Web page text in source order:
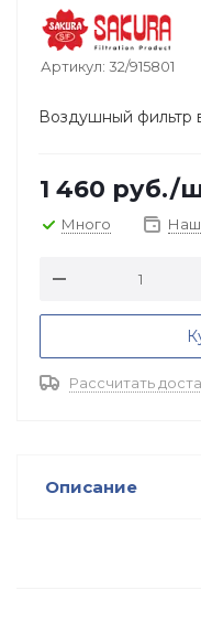
Артикул: 32/915801
Воздушный фильтр
1 460 руб./
Много
Рассчитать
Описание